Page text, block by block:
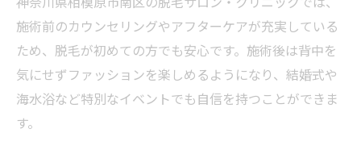
施術前のカウンセリングやアフターケアが充実している
ため、脱毛が初めての方でも安心です。施術後は背中を
気にせずファッションを楽しめるようになり、結婚式や
海水浴など特別なイベントでも自信を持つことができま
す。